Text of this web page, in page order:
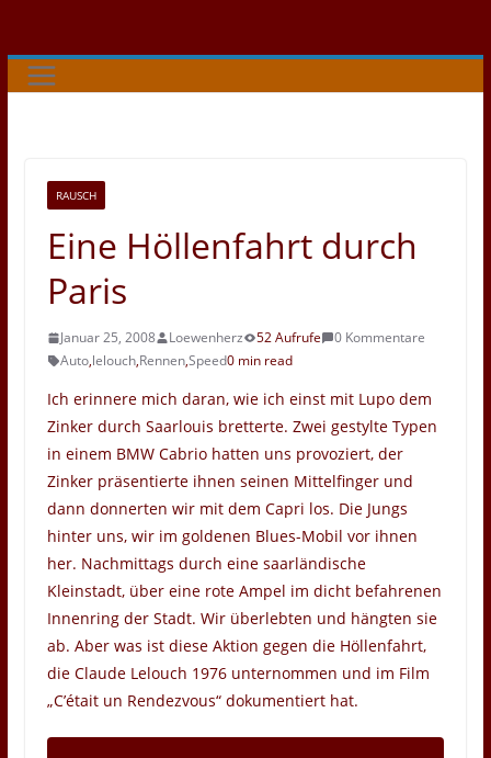
Inhalt
springen
RAUSCH
Eine Höllenfahrt durch
Paris
Januar 25, 2008 Loewenherz 52 Aufrufe
0 Kommentare
Auto,lelouch,Rennen,Speed0 min read
Ich erinnere mich daran, wie ich einst mit Lupo dem
Zinker durch Saarlouis bretterte. Zwei gestylte Typen
in einem BMW Cabrio hatten uns provoziert, der
Zinker präsentierte ihnen seinen Mittelfinger und
dann donnerten wir mit dem Capri los. Die Jungs
hinter uns, wir im goldenen Blues-Mobil vor ihnen
her. Nachmittags durch eine saarländische
Kleinstadt, über eine rote Ampel im dicht befahrenen
Innenring der Stadt. Wir überlebten und hängten sie
ab. Aber was ist diese Aktion gegen die Höllenfahrt,
die Claude Lelouch 1976 unternommen und im Film
„C’était un Rendezvous“ dokumentiert hat.